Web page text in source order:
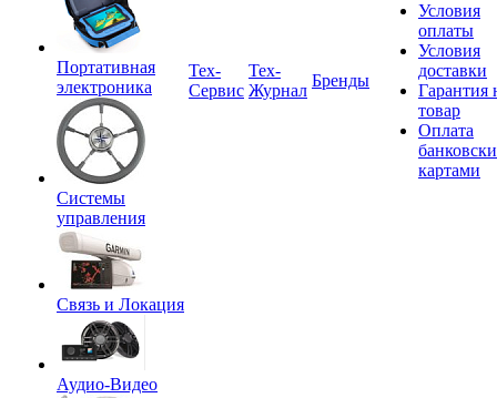
Портативная
электроника
Системы
управления
Связь и Локация
Аудио-Видео
Tex-
Сервис
Тех-
Журнал
Бренды
Условия
оплаты
Условия
доставки
Гарантия
товар
Оплата
картами